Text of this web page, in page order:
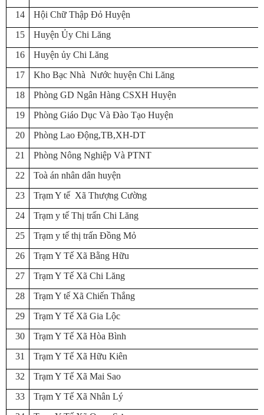
14
Hội Chữ Thập Đỏ Huyện
15
Huyện Ủy Chi Lăng
16
Huyện ủy Chi Lăng
17
Kho Bạc Nhà Nước huyện Chi Lăng
18
Phòng GD Ngân Hàng CSXH Huyện
19
Phòng Giáo Dục Và Đào Tạo Huyện
20
Phòng Lao Động,TB,XH-DT
21
Phòng Nông Nghiệp Và PTNT
22
Toà án nhân dân huyện
23
Trạm Y tế Xã Thượng Cường
24
Trạm y tế Thị trấn Chi Lăng
25
Trạm y tế thị trấn Đồng Mỏ
26
Trạm Y Tế Xã Bằng Hữu
27
Trạm Y Tế Xã Chi Lăng
28
Trạm Y tế Xã Chiến Thắng
29
Trạm Y Tế Xã Gia Lộc
30
Trạm Y Tế Xã Hòa Bình
31
Trạm Y Tế Xã Hữu Kiên
32
Trạm Y Tế Xã Mai Sao
33
Trạm Y Tế Xã Nhân Lý